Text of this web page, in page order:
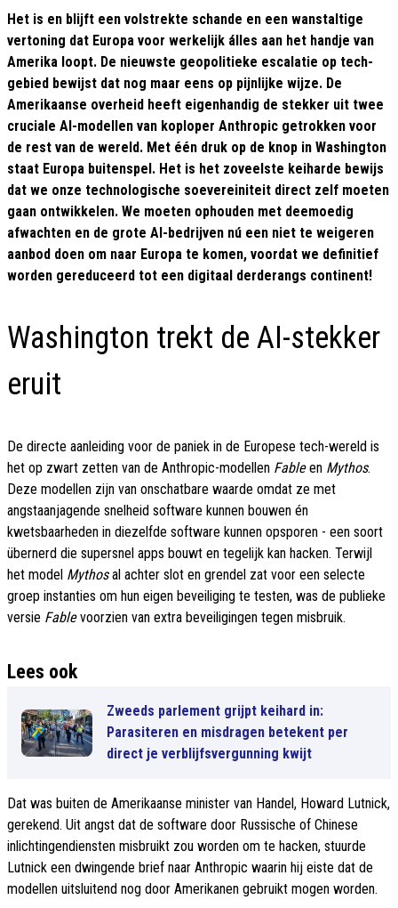
Het is en blijft een volstrekte schande en een wanstaltige
vertoning dat Europa voor werkelijk álles aan het handje van
Amerika loopt. De nieuwste geopolitieke escalatie op tech-
gebied bewijst dat nog maar eens op pijnlijke wijze. De
Amerikaanse overheid heeft eigenhandig de stekker uit twee
cruciale AI-modellen van koploper Anthropic getrokken voor
de rest van de wereld. Met één druk op de knop in Washington
staat Europa buitenspel. Het is het zoveelste keiharde bewijs
dat we onze technologische soevereiniteit direct zelf moeten
gaan ontwikkelen. We moeten ophouden met deemoedig
afwachten en de grote AI-bedrijven nú een niet te weigeren
aanbod doen om naar Europa te komen, voordat we definitief
worden gereduceerd tot een digitaal derderangs continent!
Washington trekt de AI-stekker
eruit
De directe aanleiding voor de paniek in de Europese tech-wereld is
het op zwart zetten van de Anthropic-modellen Fableen Mythos.
Deze modellen zijn van onschatbare waarde omdat ze met
angstaanjagende snelheid software kunnen bouwen én
kwetsbaarheden in diezelfde software kunnen opsporen - een soort
übernerd die supersnel apps bouwt en tegelijk kan hacken. Terwijl
het model Mythosal achter slot en grendel zat voor een selecte
groep instanties om hun eigen beveiliging te testen, was de publieke
versie Fablevoorzien van extra beveiligingen tegen misbruik.
Lees ook
Zweeds parlement grijpt keihard in:
Parasiteren en misdragen betekent per
direct je verblijfsvergunning kwijt
Dat was buiten de Amerikaanse minister van Handel, Howard Lutnick,
gerekend. Uit angst dat de software door Russische of Chinese
inlichtingendiensten misbruikt zou worden om te hacken, stuurde
Lutnick een dwingende brief naar Anthropic waarin hij eiste dat de
modellen uitsluitend nog door Amerikanen gebruikt mogen worden.